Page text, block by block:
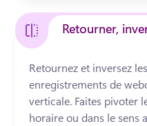
Retourner,
Retournez et inversez
enregistrements de
verticale. Faites pivoter
horaire ou dans le sens